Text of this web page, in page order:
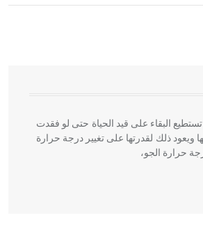
نوع من الفنون الهندسية التي ارتبطت
في بلاد الشام ومصر خاصة، حيث يحرص
وخاصة في الواجهات
البقاء على قيد الحياة حتى لو فقدت
ويعود ذلك لقدرتها على تغيير درجة حرارة
حرارة الجو،